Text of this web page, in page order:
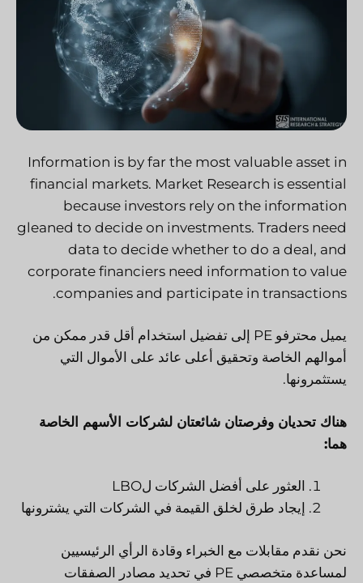
Information is by far the most valuable asset in
financial markets. Market Research is essential
because investors rely on the information
gleaned to decide on investments. Traders need
data to decide whether to do a deal, and
corporate financiers need information to value
companies and participate in transactions.
يميل محترفو PE إلى تفضيل استخدام أقل قدر ممكن من
أموالهم الخاصة وتحقيق أعلى عائد على الأموال التي
يستثمرونها.
هناك تحديان وفرصتان شائعتان لشركات الأسهم الخاصة
هما:
العثور على أفضل الشركات لLBO
إيجاد طرق لخلق القيمة في الشركات التي يشترونها
نحن نقدم مقابلات مع الخبراء وقادة الرأي الرئيسيين
لمساعدة متخصصي PE في تحديد مصادر الصفقات